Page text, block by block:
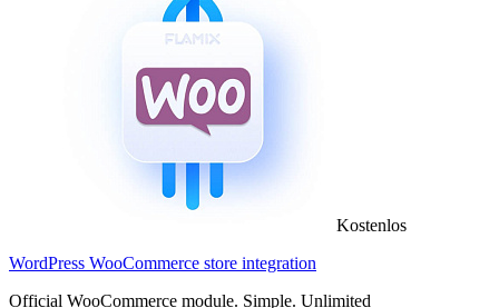
Kostenlos
WordPress WooCommerce store integration
Official WooCommerce module. Simple. Unlimited